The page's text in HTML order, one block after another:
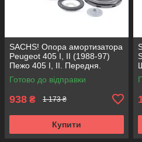
SACHS! Опора амортизатора
Peugeot 405 I, II (1988-97)
Пежо 405 I, II. Передня.
SM1553 , 803023 , KB659.36 ,
VKDA35336
Готово до відправки
938 ₴ 1 173 ₴
Купити